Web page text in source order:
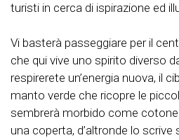
turisti in cerca di ispirazione ed
Vi basterà passeggiare per il
che qui vive uno spirito diverso
respirerete un’energia nuova, il
manto verde che ricopre le
sembrerà morbido come
una coperta, d’altronde lo scrive